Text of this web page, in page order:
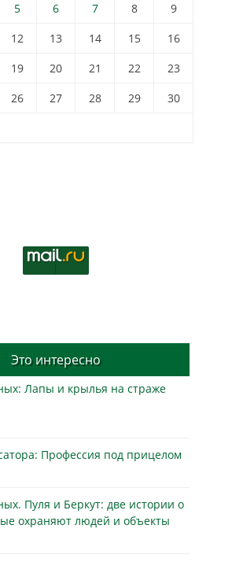
5 6 7 8
9
12 13 14 15
16
19 20 21 22
23
26 27 28 29
30
Это интересно
Лапы и крылья на страже
Профессия под прицелом
Пуля и Беркут: две истории о
охраняют людей и объекты